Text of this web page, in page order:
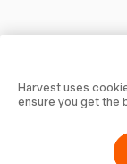
Tu
—
Únete a más
facturan a
Harvest uses
ensure you get the